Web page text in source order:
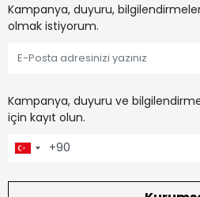
Kampanya, duyuru,
olmak istiyorum.
Kampanya, duyuru ve
için kayıt olun.